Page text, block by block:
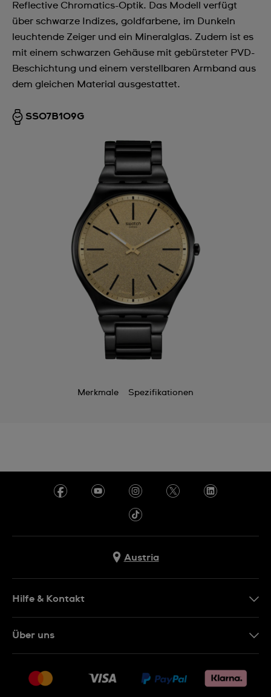
Reflective Chromatics-Optik. Das Modell verfügt
über schwarze Indizes, goldfarbene, im Dunkeln
leuchtende Zeiger und ein Mineralglas. Zudem ist es
mit einem schwarzen Gehäuse mit gebürsteter PVD-
Beschichtung und einem verstellbaren Armband aus
dem gleichen Material ausgestattet.
SS07B109G
Merkmale Spezifikationen
Austria
Hilfe & Kontakt
Rückgaberecht
Über uns
Jobs